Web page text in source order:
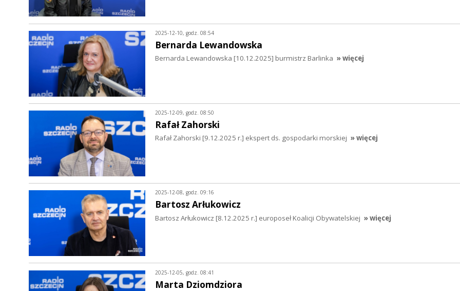
2025-12-10, godz. 08:54
Bernarda Lewandowska
Bernarda Lewandowska [10.12.2025] burmistrz Barlinka » więcej
2025-12-09, godz. 08:50
Rafał Zahorski
Rafał Zahorski [9.12.2025 r.] ekspert ds. gospodarki morskiej » więcej
2025-12-08, godz. 09:16
Bartosz Arłukowicz
Bartosz Arłukowicz [8.12.2025 r.] europoseł Koalicji Obywatelskiej » więcej
2025-12-05, godz. 08:41
Marta Dziomdziora